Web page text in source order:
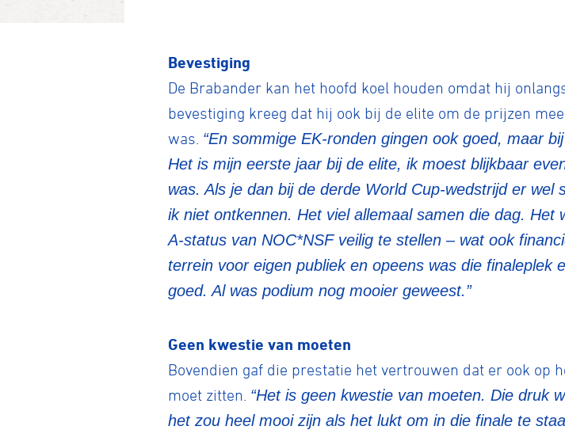
Bevestiging
De Brabander kan het hoofd koel houden omdat hij
bevestiging kreeg dat hij ook bij de elite om de prijzen
was. “En sommige EK-ronden gingen ook goed, maar
Het is mijn eerste jaar bij de elite, ik moest blijkbaar
was. Als je dan bij de derde World Cup-wedstrijd er
ik niet ontkennen. Het viel allemaal samen die dag.
A-status van NOC*NSF veilig te stellen – wat ook
terrein voor eigen publiek en opeens was die finaleplek
goed. Al was podium nog mooier geweest.”
Geen kwestie van moeten
Bovendien gaf die prestatie het vertrouwen dat er ook op
moet zitten. “Het is geen kwestie van moeten. Die druk
het zou heel mooi zijn als het lukt om in die finale te
Kunstwielrijden
Baanwielrennen
BMX freestyle
Pumptrack